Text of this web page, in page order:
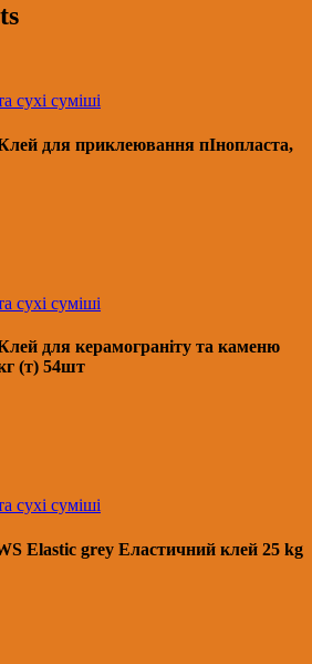
сухі суміші
для приклеювання пІнопласта,
сухі суміші
для керамограніту та каменю
(т) 54шт
сухі суміші
Еlastic grey Еластичний клей 25 kg